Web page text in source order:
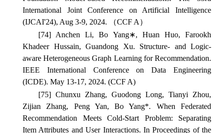
International Joint Conference on Artificial Intelligence
(IJCAI'24), Aug 3-9, 2024. （CCF A）
[74] Anchen Li, Bo Yang∗, Huan Huo, Farookh
Khadeer Hussain, Guandong Xu. Structure- and Logic-
aware Heterogeneous Graph Learning for Recommendation.
IEEE International Conference on Data Engineering
(ICDE). May 13-17, 2024. (CCF A)
[75] Chunxu Zhang, Guodong Long, Tianyi Zhou,
Zijian Zhang, Peng Yan, Bo Yang*. When Federated
Recommendation Meets Cold-Start Problem: Separating
Item Attributes and User Interactions. In Proceedings of the